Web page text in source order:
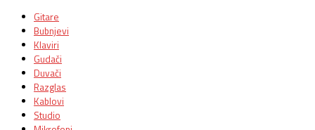
Gitare
Bubnjevi
Klaviri
Gudači
Duvači
Razglas
Kablovi
Studio